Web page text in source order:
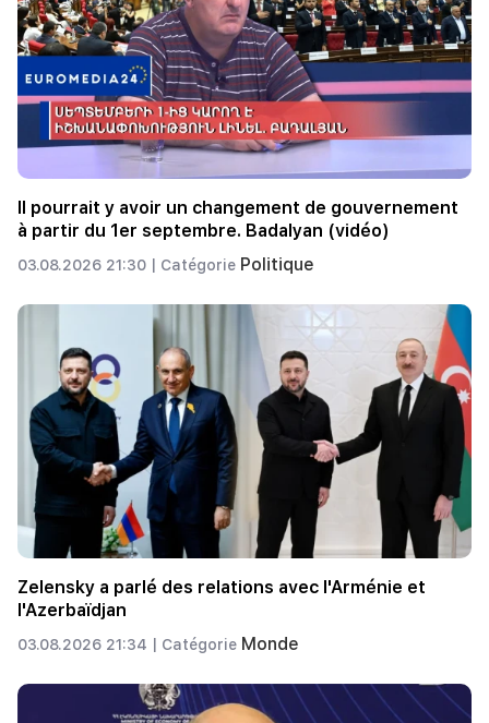
Il pourrait y avoir un changement de gouvernement
à partir du 1er septembre. Badalyan (vidéo)
03.08.2026 21:30 | Catégorie Politique
Zelensky a parlé des relations avec l'Arménie et
l'Azerbaïdjan
03.08.2026 21:34 | Catégorie Monde